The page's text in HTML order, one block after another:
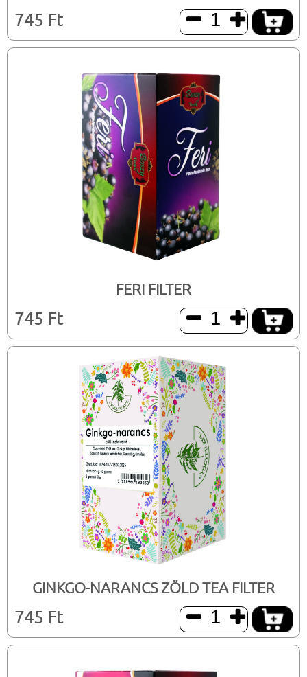
745 Ft  
FERI FILTER
745 Ft  
GINKGO-NARANCS ZÖLD TEA FILTER
745 Ft  